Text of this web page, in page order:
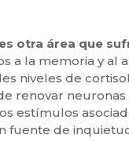
otra área que
a la memoria y al
niveles de
renovar
estímulos
fuente de